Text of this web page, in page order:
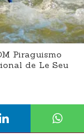
Piraguismo
de Le Seu